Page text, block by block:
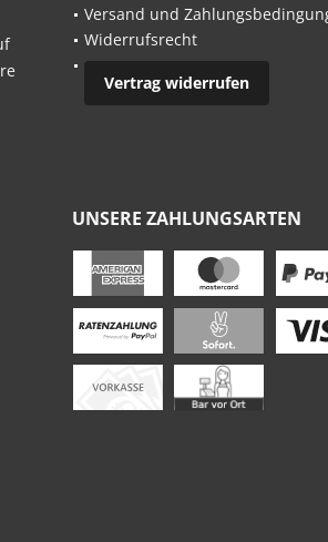
Versand und
Widerrufsrecht
Vertrag widerrufen
UNSERE ZAHLUNGSARTEN